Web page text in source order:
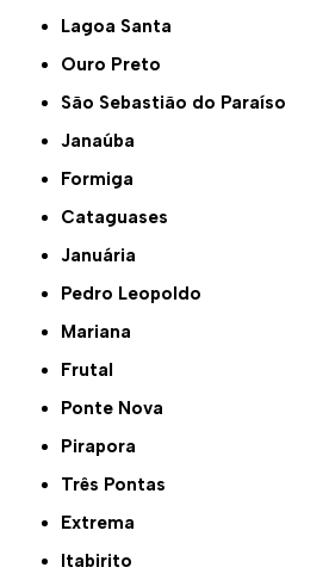
Lagoa Santa
Ouro Preto
São Sebastião do Paraíso
Janaúba
Formiga
Cataguases
Januária
Pedro Leopoldo
Mariana
Frutal
Ponte Nova
Pirapora
Três Pontas
Extrema
Itabirito